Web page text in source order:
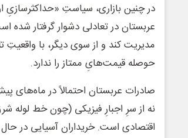
در چنین بازاری، سیاستِ
عربستان در تعادلی دشوار گرفتار شده
مدیریت کند و از سوی دیگر، با
حوصله قیمت‌هایِ ممتاز را ندارد.
صادرات عربستان احتمالاً در
نه از سرِ اجبارِ فیزیکی (چون خط لوله
اقتصادی است. خریداران آسیایی در